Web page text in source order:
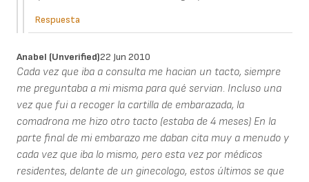
Respuesta
Anabel (unverified)22 Jun 2010
Cada vez que iba a consulta me hacian un tacto, siempre
me preguntaba a mi misma para qué servian. Incluso una
vez que fui a recoger la cartilla de embarazada, la
comadrona me hizo otro tacto (estaba de 4 meses) En la
parte final de mi embarazo me daban cita muy a menudo y
cada vez que iba lo mismo, pero esta vez por médicos
residentes, delante de un ginecologo, estos últimos se que